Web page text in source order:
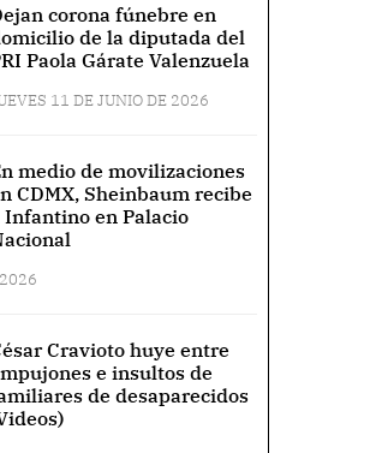
corona fúnebre en
de la diputada del
Paola Gárate Valenzuela
11 DE JUNIO DE 2026
medio de movilizaciones
CDMX, Sheinbaum recibe
Infantino en Palacio
Cravioto huye entre
e insultos de
de desaparecidos